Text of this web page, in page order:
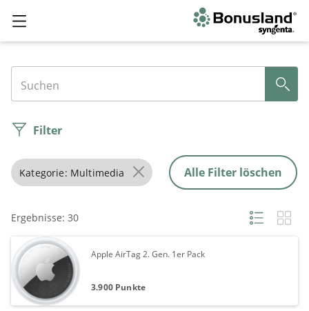
Syngenta
Bonusland
Filter
Kategorie: Multimedia Alle Filter löschen
Ergebnisse: 30
Apple AirTag 2. Gen. 1er Pack
3.900 Punkte